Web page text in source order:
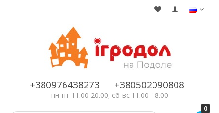
+380976438273 +380502090808
пн-пт 11.00-20.00, сб-вс 11.00-18.00
0